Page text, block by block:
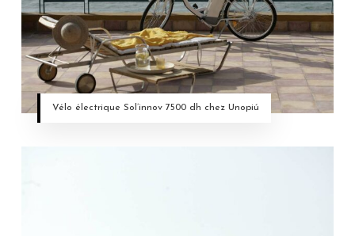
Vélo électrique Sol’innov 7500 dh chez Unopiú